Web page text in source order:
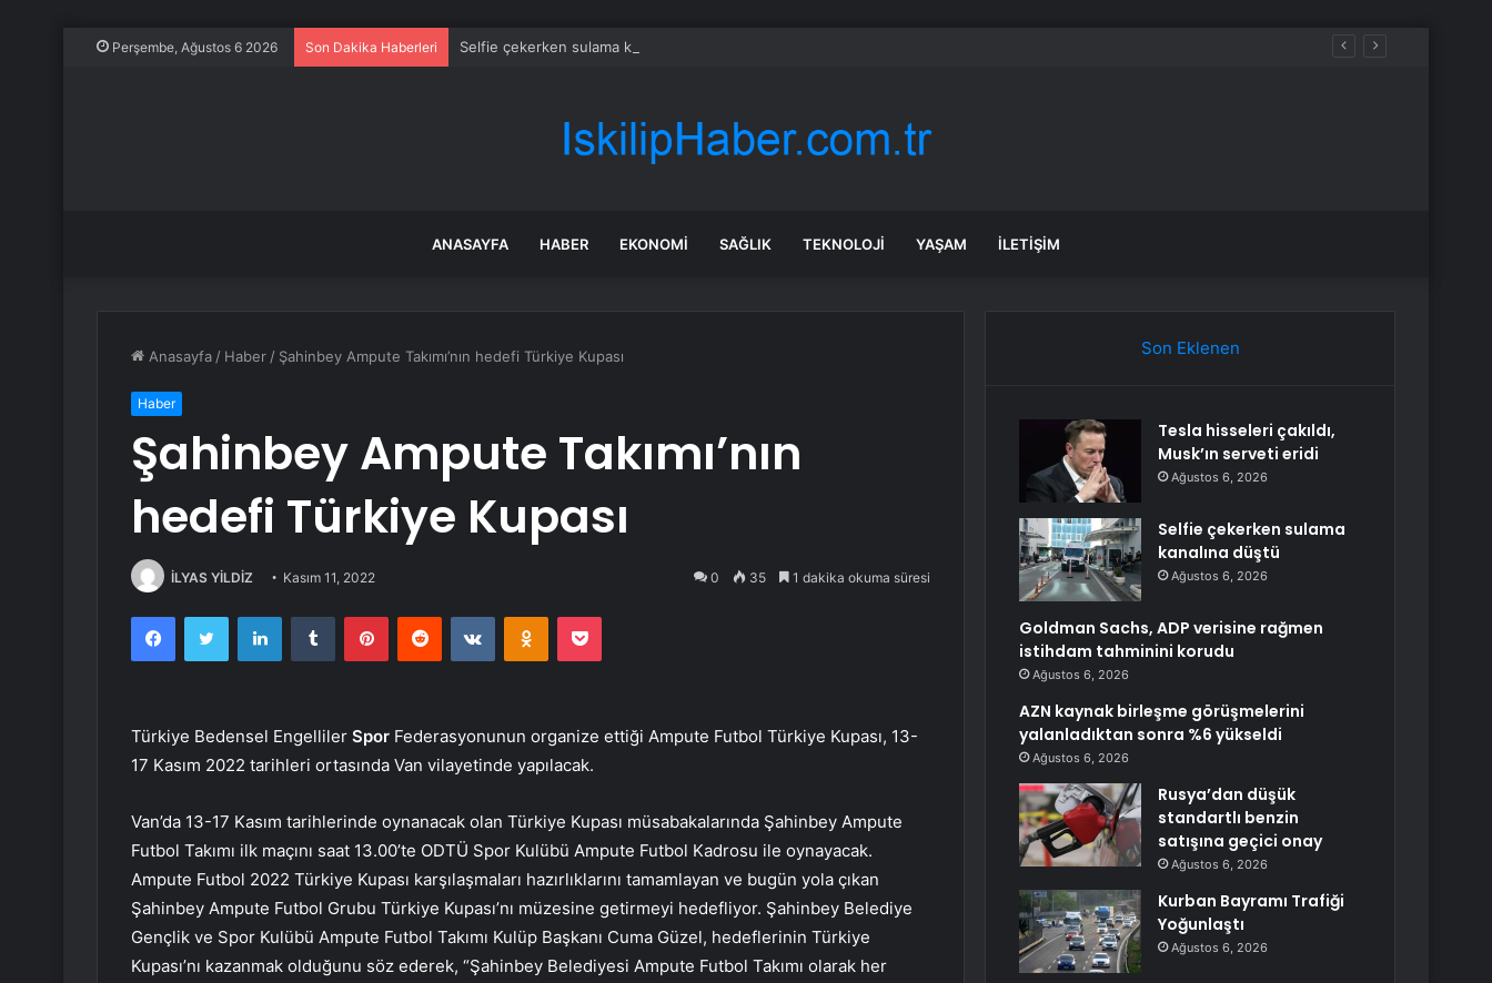
Perşembe, Ağustos 6 2026 Son Dakika Haberleri Selfie çekerken sulama kanalına düştü
ANASAYFA HABER EKONOMI SAĞLIK TEKNOLOJI YAŞAM İLETIŞIM
Anasayfa / Haber / Şahinbey Ampute Takımı’nın hedefi Türkiye Kupası
Haber
Şahinbey Ampute Takımı’nın
hedefi Türkiye Kupası
İLYAS YİLDİZ Kasım 11, 2022 0 35 1 dakika okuma süresi
FacebookTwitter LinkedInTumblr PinterestReddit VKontakteOdnoklassniki
Pocket
Türkiye Bedensel Engelliler Spor Federasyonunun organize ettiği Ampute Futbol Türkiye Kupası, 13-
17 Kasım 2022 tarihleri ortasında Van vilayetinde yapılacak.
Van’da 13-17 Kasım tarihlerinde oynanacak olan Türkiye Kupası müsabakalarında Şahinbey Ampute
Futbol Takımı ilk maçını saat 13.00’te ODTÜ Spor Kulübü Ampute Futbol Kadrosu ile oynayacak.
Ampute Futbol 2022 Türkiye Kupası karşılaşmaları hazırlıklarını tamamlayan ve bugün yola çıkan
Şahinbey Ampute Futbol Grubu Türkiye Kupası’nı müzesine getirmeyi hedefliyor. Şahinbey Belediye
Gençlik ve Spor Kulübü Ampute Futbol Takımı Kulüp Başkanı Cuma Güzel, hedeflerinin Türkiye
Kupası’nı kazanmak olduğunu söz ederek, “Şahinbey Belediyesi Ampute Futbol Takımı olarak her
Son Eklenen
Tesla hisseleri çakıldı,
Musk’ın serveti eridi
Ağustos 6, 2026
Selfie çekerken sulama
kanalına düştü
Ağustos 6, 2026
Goldman Sachs, ADP verisine rağmen
istihdam tahminini korudu
Ağustos 6, 2026
AZN kaynak birleşme görüşmelerini
yalanladıktan sonra %6 yükseldi
Ağustos 6, 2026
Rusya’dan düşük
standartlı benzin
satışına geçici onay
Ağustos 6, 2026
Kurban Bayramı Trafiği
Yoğunlaştı
Ağustos 6, 2026